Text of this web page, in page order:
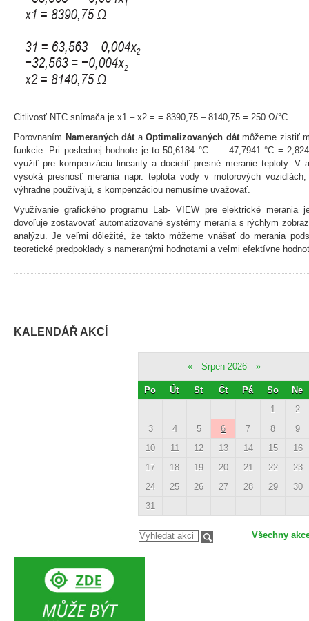
Citlivosť NTC snímača je x1 – x2 = = 8390,75 – 8140,75 = 250 Ω/°C
Porovnaním Nameraných dát aOptimalizovaných dátmôžeme zistiť
funkcie. Pri poslednej hodnote je to 50,6184 °C – – 47,7941 °C =
využiť pre kompenzáciu linearity a docieliť presné meranie teploty. V
vysoká presnosť merania napr. teplota vody v motorových
výhradne používajú, s kompenzáciou nemusíme uvažovať.
Využívanie grafického programu Lab- VIEW pre elektrické merania
dovoľuje zostavovať automatizované systémy merania s rýchlym
analýzu. Je veľmi dôležité, že takto môžeme vnášať do merania
teoretické predpoklady s nameranými hodnotami a veľmi efektívne
KALENDÁŘ AKCÍ
« Srpen 2026 »
Po Út St Čt Pá So
Ne
1
2
3
4 5 6 7 8
9
10
11 12 13 14 15
16
17
18 19 20 21 22
23
24
25 26 27 28 29
30
31
Všechny